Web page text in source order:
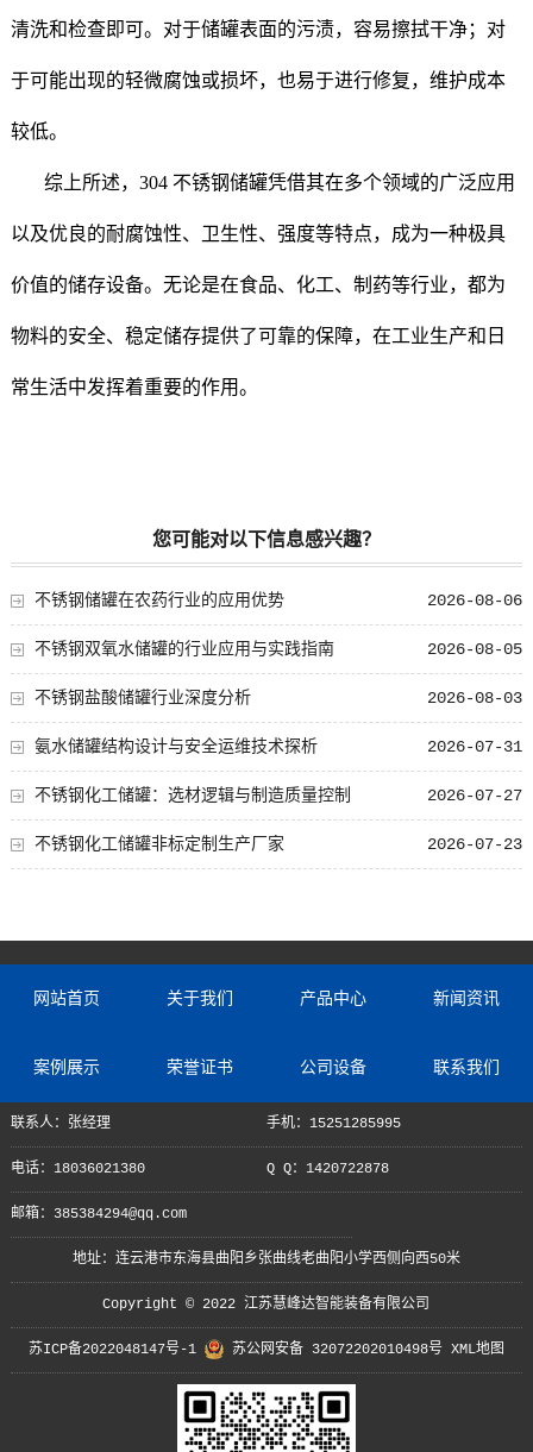
清洗和检查即可。对于储罐表面的污渍，容易擦拭干净；对
于可能出现的轻微腐蚀或损坏，也易于进行修复，维护成本
较低。
综上所述，304 不锈钢储罐凭借其在多个领域的广泛应用
以及优良的耐腐蚀性、卫生性、强度等特点，成为一种极具
价值的储存设备。无论是在食品、化工、制药等行业，都为
物料的安全、稳定储存提供了可靠的保障，在工业生产和日
常生活中发挥着重要的作用。
您可能对以下信息感兴趣？
2026-08-06
不锈钢储罐在农药行业的应用优势
2026-08-05
不锈钢双氧水储罐的行业应用与实践指南
2026-08-03
不锈钢盐酸储罐行业深度分析
2026-07-31
氨水储罐结构设计与安全运维技术探析
2026-07-27
不锈钢化工储罐：选材逻辑与制造质量控制
2026-07-23
不锈钢化工储罐非标定制生产厂家
网站首页 关于我们 产品中心 新闻资讯
案例展示 荣誉证书 公司设备 联系我们
联系人：张经理 手机：15251285995
电话：18036021380 Q Q：1420722878
邮箱：385384294@qq.com
地址：连云港市东海县曲阳乡张曲线老曲阳小学西侧向西50米
Copyright © 2022 江苏慧峰达智能装备有限公司
苏ICP备2022048147号-1 苏公网安备 32072202010498号 XML地图